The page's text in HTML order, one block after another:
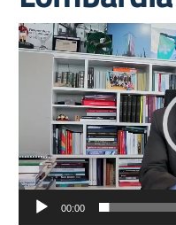
Video
Player
00:00